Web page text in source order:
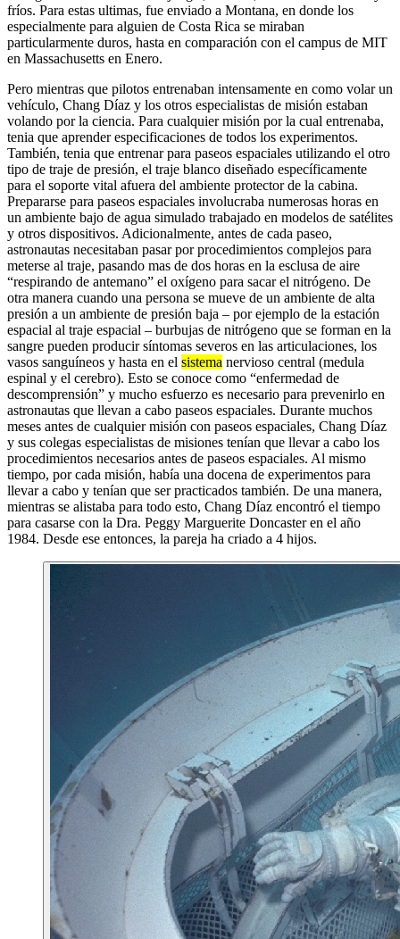
fríos. Para estas ultimas, fue enviado a Montana, en donde los
especialmente para alguien de Costa Rica se miraban
particularmente duros, hasta en comparación con el campus de MIT
en Massachusetts en Enero.
Pero mientras que pilotos entrenaban intensamente en como volar un
vehículo, Chang Díaz y los otros especialistas de misión estaban
volando por la ciencia. Para cualquier misión por la cual entrenaba,
tenia que aprender especificaciones de todos los experimentos.
También, tenia que entrenar para paseos espaciales utilizando el otro
tipo de traje de presión, el traje blanco diseñado específicamente
para el soporte vital afuera del ambiente protector de la cabina.
Prepararse para paseos espaciales involucraba numerosas horas en
un ambiente bajo de agua simulado trabajado en modelos de satélites
y otros dispositivos. Adicionalmente, antes de cada paseo,
astronautas necesitaban pasar por procedimientos complejos para
meterse al traje, pasando mas de dos horas en la esclusa de aire
“respirando de antemano” el oxígeno para sacar el nitrógeno. De
otra manera cuando una persona se mueve de un ambiente de alta
presión a un ambiente de presión baja – por ejemplo de la estación
espacial al traje espacial – burbujas de nitrógeno que se forman en la
sangre pueden producir síntomas severos en las articulaciones, los
vasos sanguíneos y hasta en el sistema nervioso central (medula
espinal y el cerebro). Esto se conoce como “enfermedad de
descomprensión” y mucho esfuerzo es necesario para prevenirlo en
astronautas que llevan a cabo paseos espaciales. Durante muchos
meses antes de cualquier misión con paseos espaciales, Chang Díaz
y sus colegas especialistas de misiones tenían que llevar a cabo los
procedimientos necesarios antes de paseos espaciales. Al mismo
tiempo, por cada misión, había una docena de experimentos para
llevar a cabo y tenían que ser practicados también. De una manera,
mientras se alistaba para todo esto, Chang Díaz encontró el tiempo
para casarse con la Dra. Peggy Marguerite Doncaster en el año
1984. Desde ese entonces, la pareja ha criado a 4 hijos.